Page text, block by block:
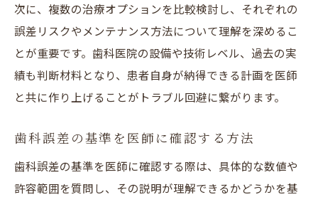
次に、複数の治療オプションを比較検討し、それぞれの
誤差リスクやメンテナンス方法について理解を深めるこ
とが重要です。歯科医院の設備や技術レベル、過去の実
績も判断材料となり、患者自身が納得できる計画を医師
と共に作り上げることがトラブル回避に繋がります。
歯科誤差の基準を医師に確認する方法
歯科誤差の基準を医師に確認する際は、具体的な数値や
許容範囲を質問し、その説明が理解できるかどうかを基